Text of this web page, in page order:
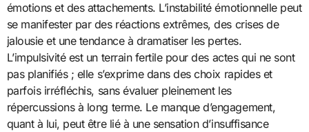
émotions et des attachements. L’instabilité émotionnelle peut
se manifester par des réactions extrêmes, des crises de
jalousie et une tendance à dramatiser les pertes.
L’impulsivité est un terrain fertile pour des actes qui ne sont
pas planifiés ; elle s’exprime dans des choix rapides et
parfois irréfléchis, sans évaluer pleinement les
répercussions à long terme. Le manque d’engagement,
quant à lui, peut être lié à une sensation d’insuffisance